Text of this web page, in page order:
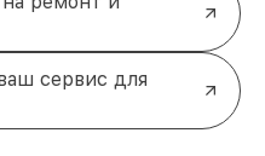
сервис для